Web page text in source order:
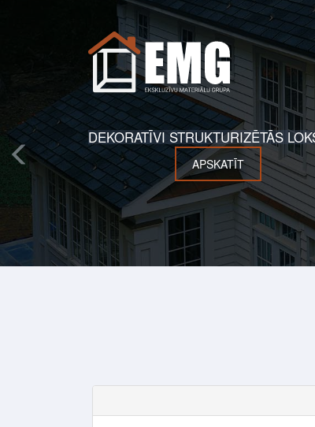
DEKORATĪVI STRUKTURIZĒTĀS
APSKATĪT